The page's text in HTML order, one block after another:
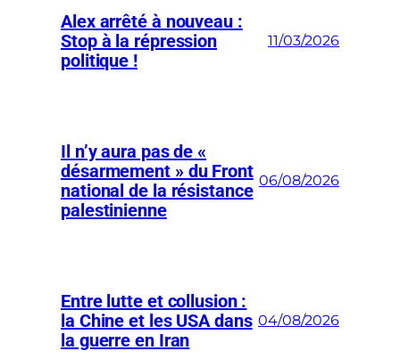
Alex arrêté à nouveau :
Stop à la répression
politique !
11/03/2026
Il n’y aura pas de «
désarmement » du Front
national de la résistance
palestinienne
06/08/2026
Entre lutte et collusion :
la Chine et les USA dans
la guerre en Iran
04/08/2026